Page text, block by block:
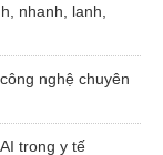
nhanh, lanh,
nghệ chuyên
trong y tế